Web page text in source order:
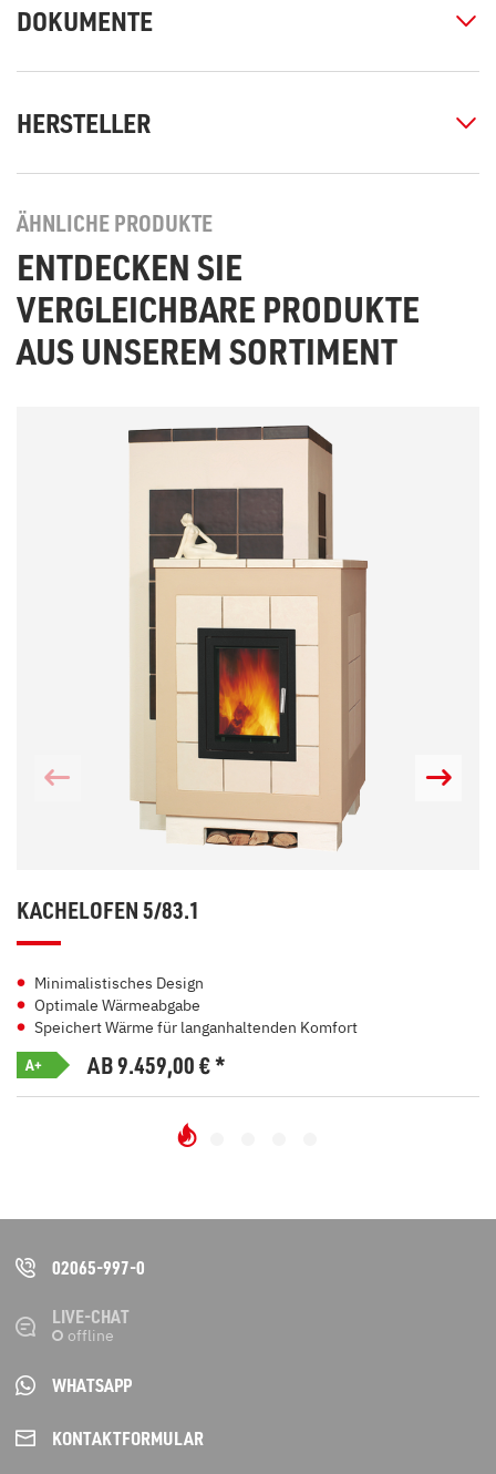
DOKUMENTE
HERSTELLER
ÄHNLICHE PRODUKTE
ENTDECKEN SIE
VERGLEICHBARE PRODUKTE
AUS UNSEREM SORTIMENT
KACHELOFEN 5/83.1
Minimalistisches Design
Optimale Wärmeabgabe
Speichert Wärme für langanhaltenden Komfort
A+ AB 9.459,00€*
02065-997-0
LIVE-CHAT
WHATSAPP
KONTAKT­FORMULAR